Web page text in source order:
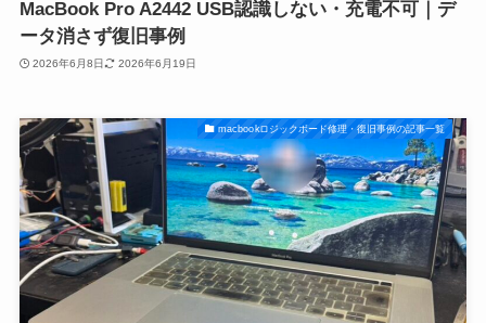
MacBook Pro A2442 USB認識しない・充電不可｜デ
ータ消さず復旧事例
2026年6月8日 2026年6月19日
macbookロジックボード修理・復旧事例の記事一覧